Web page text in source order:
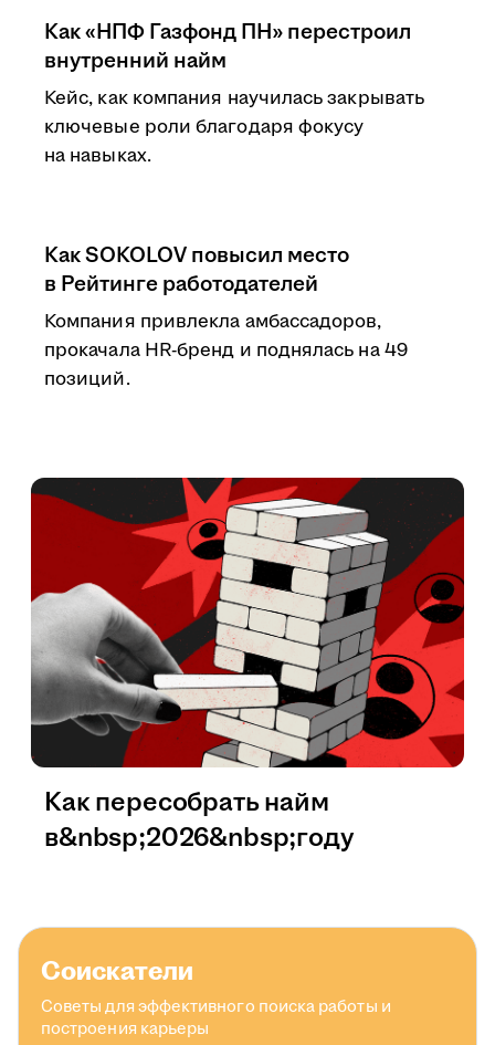
Как «НПФ Газфонд ПН» перестроил
внутренний найм
Кейс, как компания научилась закрывать
ключевые роли благодаря фокусу
на навыках.
Как SOKOLOV повысил место
в Рейтинге работодателей
Компания привлекла амбассадоров,
прокачала HR-бренд и поднялась на 49
позиций.
Как пересобрать найм
в&nbsp;2026&nbsp;году
Соискатели
Советы для эффективного поиска работы и
построения карьеры